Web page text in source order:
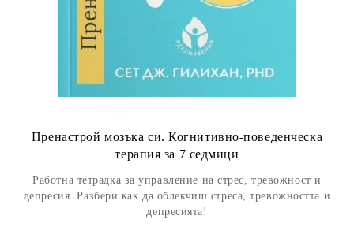
Пренастрой мозъка си. Когнитивно-поведенческа
терапия за 7 седмици
Работна тетрадка за управление на стрес, тревожност и
депресия. Разбери как да облекчиш стреса, тревожността и
депресията!